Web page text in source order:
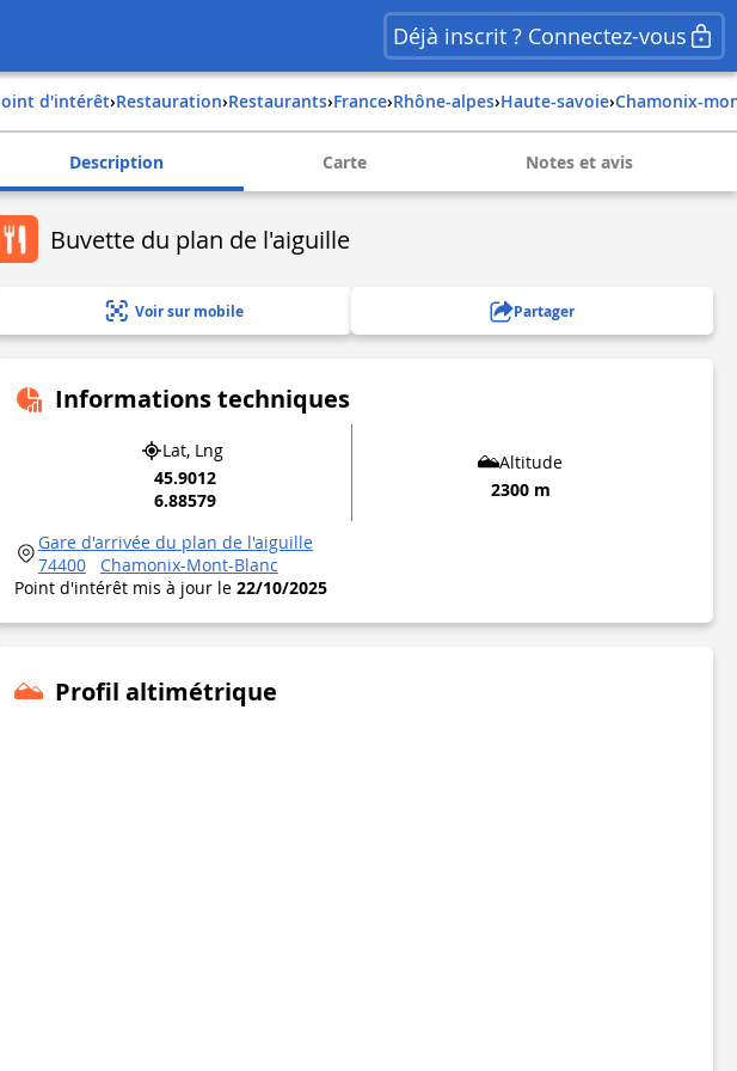
Déjà inscrit ? Connectez-vous
Point d'intérêt› Restauration› Restaurants› france› rhône-alpes› haute-savoie› chamonix-
Description Carte Notes et avis
Buvette du plan de l'aiguille
Voir sur mobile Partager
Informations techniques
Lat, Lng
45.9012
6.88579
Altitude
2300 m
Gare d'arrivée du plan de l'aiguille
74400
Chamonix-Mont-Blanc
Point d'intérêt mis à jour le 22/10/2025
Profil altimétrique